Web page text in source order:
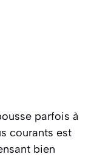
parfois à
courants est
bien